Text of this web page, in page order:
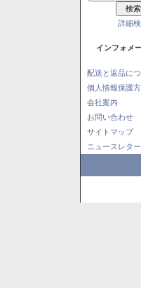
詳細
インフォメー
配送と返品に
個人情報保護
会社案内
お問い合わせ
サイトマップ
ニュースレタ